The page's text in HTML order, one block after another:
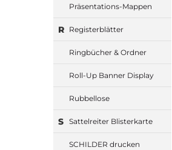
Präsentations-Mappen
R Registerblätter
Ringbücher & Ordner
Roll-Up Banner Display
Rubbellose
S Sattelreiter Blisterkarte
SCHILDER drucken